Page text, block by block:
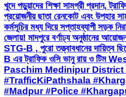
খুদে পড়ুয়াদের শিক্ষা সামগ্রী প্রদান,
প্রয়োজনীয় ছাতা রেনকোট এবং উপহার
কর্মসূচির মধ্য দিয়ে সপ্তাহব্যাপী সড়ক
জেলায়! মাদপুরে বর্ণাঢ্য অনুষ্ঠানের
STG-B , পুরো তত্ত্বাবধানের দায়িত্ব
B এর ট্রাফিক ওসি ভানু রায় ও টিম
Paschim Medinipur District
#TrafficKiPathshala
#Madpur #Police